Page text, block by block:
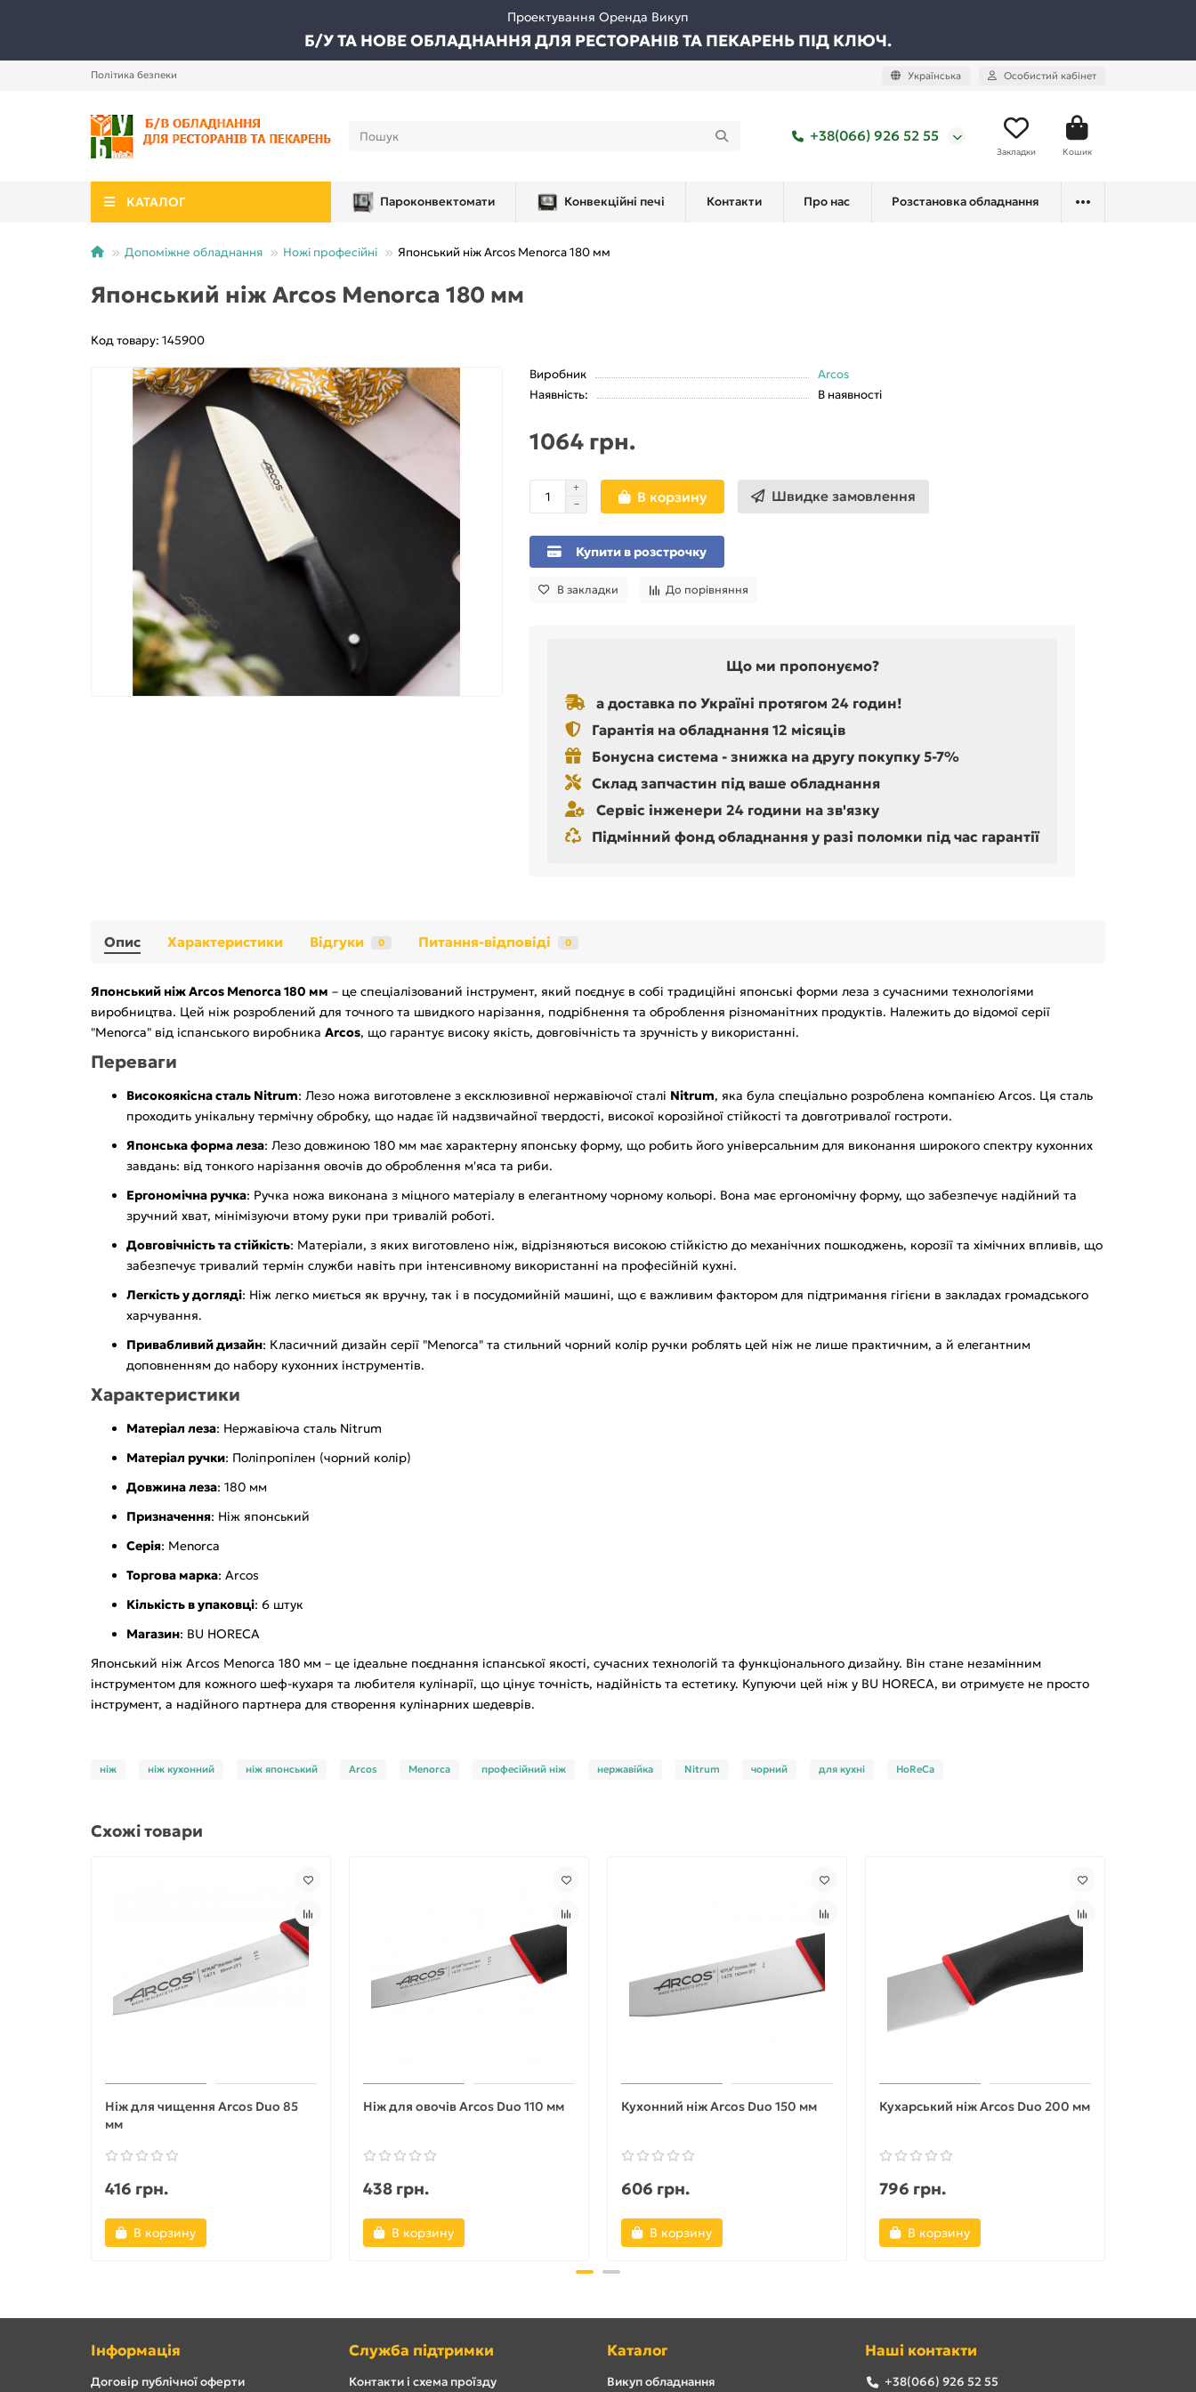
Проектування Оренда Викуп
Б/У ТА НОВЕ ОБЛАДНАННЯ ДЛЯ РЕСТОРАНІВ ТА ПЕКАРЕНЬ ПІД КЛЮЧ.
Політика безпеки Українська Особистий кабінет
+38(066) 926 52 55
Закладки Кошик
КАТАЛОГ Пароконвектомати Конвекційні печі Контакти Про нас Розстановка обладнання
Допоміжне обладнання Ножі професійні Японський ніж Arcos Menorca 180 мм
Японський ніж Arcos Menorca 180 мм
Код товару: 145900
Виробник
Arcos
Наявність:
В наявності
1064 грн.
В корзину Швидке замовлення
Купити в розстрочку
В закладки До порівняння
Що ми пропонуємо?
а доставка по Україні протягом 24 годин!
Гарантія на обладнання 12 місяців
Бонусна система - знижка на другу покупку 5-7%
Склад запчастин під ваше обладнання
Сервіс інженери 24 години на зв'язку
Підмінний фонд обладнання у разі поломки під час гарантії
Опис Характеристики Відгуки 0 Питання-відповіді 0
Японський ніж Arcos Menorca 180 мм – це спеціалізований інструмент, який поєднує в собі традиційні японські форми леза з сучасними технологіями
виробництва. Цей ніж розроблений для точного та швидкого нарізання, подрібнення та оброблення різноманітних продуктів. Належить до відомої серії
"Menorca" від іспанського виробника Arcos, що гарантує високу якість, довговічність та зручність у використанні.
Переваги
Високоякісна сталь Nitrum: Лезо ножа виготовлене з ексклюзивної нержавіючої сталі Nitrum, яка була спеціально розроблена компанією Arcos. Ця сталь
проходить унікальну термічну обробку, що надає їй надзвичайної твердості, високої корозійної стійкості та довготривалої гостроти.
Японська форма леза: Лезо довжиною 180 мм має характерну японську форму, що робить його універсальним для виконання широкого спектру кухонних
завдань: від тонкого нарізання овочів до оброблення м'яса та риби.
Ергономічна ручка: Ручка ножа виконана з міцного матеріалу в елегантному чорному кольорі. Вона має ергономічну форму, що забезпечує надійний та
зручний хват, мінімізуючи втому руки при тривалій роботі.
Довговічність та стійкість: Матеріали, з яких виготовлено ніж, відрізняються високою стійкістю до механічних пошкоджень, корозії та хімічних впливів, що
забезпечує тривалий термін служби навіть при інтенсивному використанні на професійній кухні.
Легкість у догляді: Ніж легко миється як вручну, так і в посудомийній машині, що є важливим фактором для підтримання гігієни в закладах громадського
харчування.
Привабливий дизайн: Класичний дизайн серії "Menorca" та стильний чорний колір ручки роблять цей ніж не лише практичним, а й елегантним
доповненням до набору кухонних інструментів.
Характеристики
Матеріал леза: Нержавіюча сталь Nitrum
Матеріал ручки: Поліпропілен (чорний колір)
Довжина леза: 180 мм
Призначення: Ніж японський
Серія: Menorca
Торгова марка: Arcos
Кількість в упаковці: 6 штук
Магазин: BU HORECA
Японський ніж Arcos Menorca 180 мм – це ідеальне поєднання іспанської якості, сучасних технологій та функціонального дизайну. Він стане незамінним
інструментом для кожного шеф-кухаря та любителя кулінарії, що цінує точність, надійність та естетику. Купуючи цей ніж у BU HORECA, ви отримуєте не просто
інструмент, а надійного партнера для створення кулінарних шедеврів.
ніж ніж кухонний ніж японський Arcos Menorca професійний ніж нержавійка Nitrum чорний для кухні HoReCa
Схожі товари
Ніж для чищення Arcos Duo 85
мм
416 грн.
В корзину
Ніж для овочів Arcos Duo 110 мм
438 грн.
В корзину
Кухонний ніж Arcos Duo 150 мм
606 грн.
В корзину
Кухарський ніж Arcos Duo 200 мм
796 грн.
В корзину
Інформація
Договір публічної оферти
Служба підтримки
Контакти і схема проїзду
Каталог
Викуп обладнання
Наші контакти
+38(066) 926 52 55